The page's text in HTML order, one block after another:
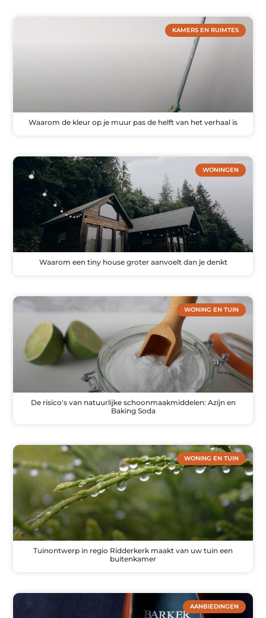
KAMERS EN RUIMTES
Waarom de kleur op je muur pas de helft van het verhaal is
WONINGEN
Waarom een tiny house groter aanvoelt dan je denkt
WONING EN TUIN
De risico's van natuurlijke schoonmaakmiddelen: Azijn en
Baking Soda
WONING EN TUIN
Tuinontwerp in regio Ridderkerk maakt van uw tuin een
buitenkamer
AANBIEDINGEN